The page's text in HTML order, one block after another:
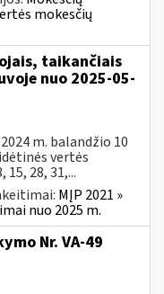
mokesčių
taikančiais
nuo 2025-05-
m. balandžio 10
vertės
15, 28, 31,...
MĮP 2021 »
nuo 2025 m.
Nr. VA-49